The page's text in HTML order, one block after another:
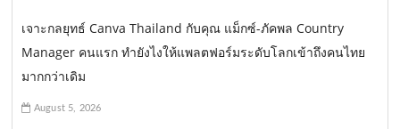
เจาะกลยุทธ์ Canva Thailand กับคุณ แม็กซ์-ภัคพล Country
Manager คนแรก ทำยังไงให้แพลตฟอร์มระดับโลกเข้าถึงคนไทย
มากกว่าเดิม
August 5, 2026